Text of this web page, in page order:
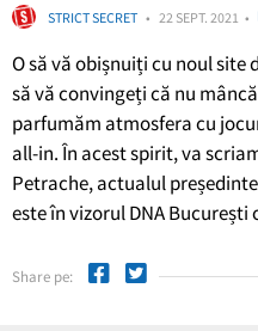
STRICT SECRET 22 SEPT. 2021
O să vă obișnuiți cu noul
să vă convingeți că nu
parfumăm atmosfera cu
all-in. În acest spirit, va
Petrache, actualul
este în vizorul DNA
Share pe: